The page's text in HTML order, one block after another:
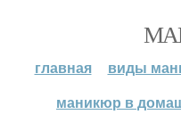
главная виды
маникюр в